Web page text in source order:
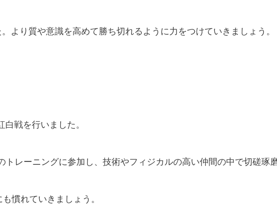
より質や意識を高めて勝ち切れるように力をつけていきましょう。
戦を行いました。
トレーニングに参加し、技術やフィジカルの高い仲間の中で切磋琢
慣れていきましょう。